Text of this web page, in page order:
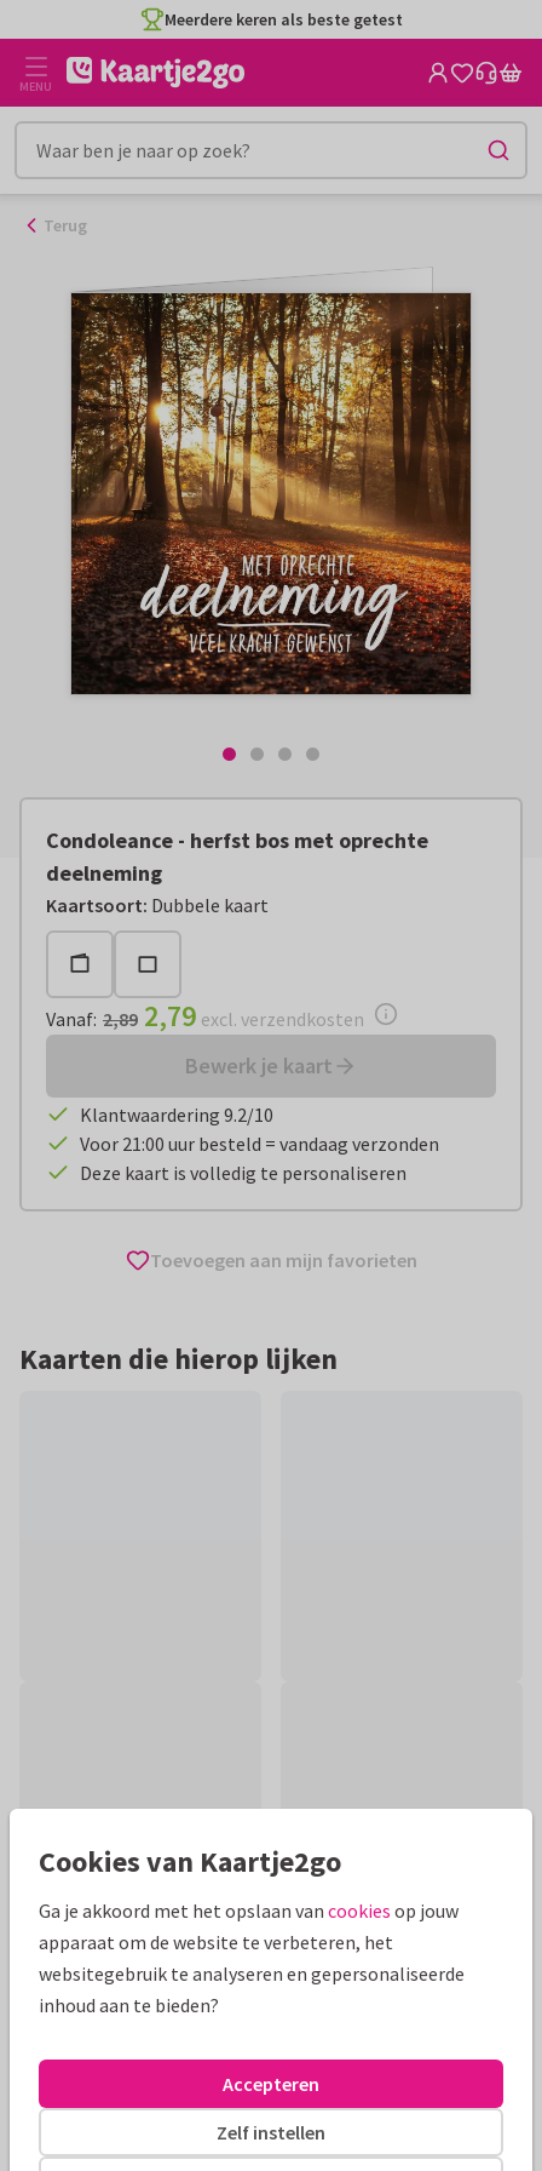
naar
inhoud
Meerdere keren als beste getest
MENU
Terug
Condoleance - herfst bos met oprechte
deelneming
Kaartsoort: Dubbele kaart
Vanaf:€ 2,79 excl. verzendkosten
Vanaf: 2,89 2,79 excl. verzendkosten
Bewerk je kaart
Klantwaardering 9.2/10
Voor 21:00 uur besteld = vandaag verzonden
Deze kaart is volledig te personaliseren
Toevoegen aan mijn favorieten
Kaarten die hierop lijken
Productinformatie
Condoleancekaart met afbeelding van een bos en de tekst
"met oprechte deelneming" veel kracht gewenst. De tekst
aan de binnenzijde kun je aanpassen
Cookies van Kaartje2go
Ga je akkoord met het opslaan van cookies op jouw
apparaat om de website te verbeteren, het
websitegebruik te analyseren en gepersonaliseerde
inhoud aan te bieden?
Zelf instellen
Accepteren